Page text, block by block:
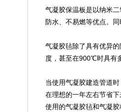
气凝胶保温板是以纳米
防水、不易燃等优点。
气凝胶毡除了具有优异
度，甚至在900℃时具有
当使用气凝胶建造管道
在理想的一年左右节省
使用的气凝胶毡和气凝